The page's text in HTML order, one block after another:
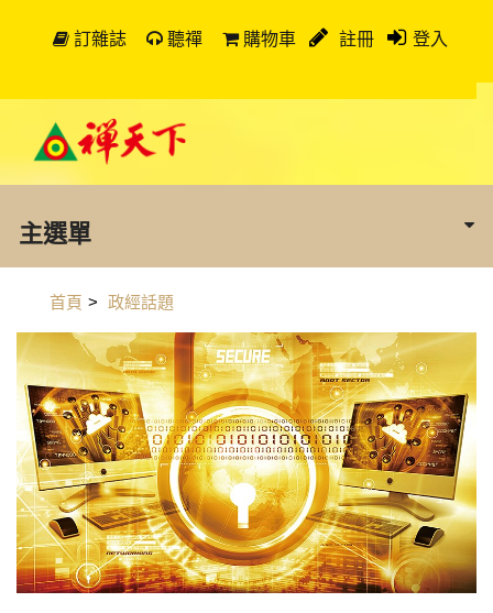
訂雜誌 聽禪 購物車 註冊 登入
主選單
首頁 > 政經話題